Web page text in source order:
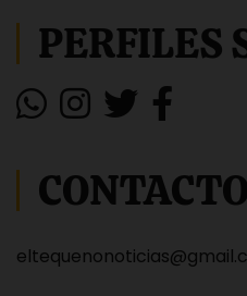
PERFILES
CONTACTO